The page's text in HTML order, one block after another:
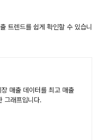
트렌드를 쉽게 확인할 수 있습니
장 매출 데이터를 최고 매출
그래프입니다.